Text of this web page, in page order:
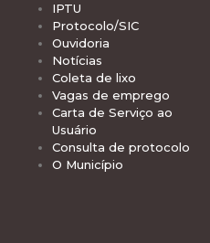
IPTU
Protocolo/SIC
Ouvidoria
Notícias
Coleta de lixo
Vagas de emprego
Carta de Serviço ao
Usuário
Consulta de protocolo
O Município